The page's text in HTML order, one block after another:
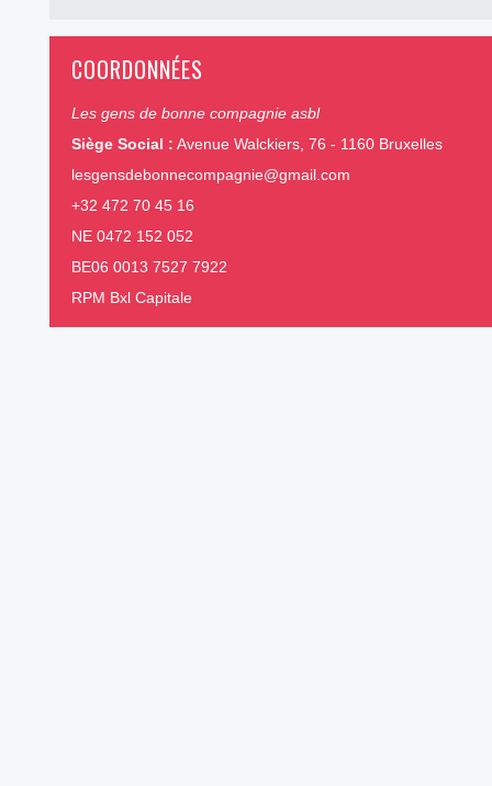
COORDONNÉES
Les gens de bonne compagnie asbl
Siège Social : Avenue Walckiers, 76 - 1160 Bruxelles
lesgensdebonnecompagnie@gmail.com
+32 472 70 45 16
NE 0472 152 052
BE06 0013 7527 7922
RPM Bxl Capitale